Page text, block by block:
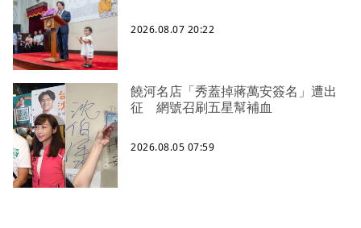
2026.08.07 20:22
饒河名店「秀蓋掉蔣萬安簽名」遭出
征 網號召刷五星幫補血
2026.08.05 07:59